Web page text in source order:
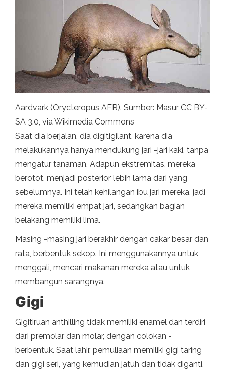
Aardvark (Orycteropus AFR). Sumber: Masur CC BY-
SA 3.0, via Wikimedia Commons
Saat dia berjalan, dia digitigilant, karena dia
melakukannya hanya mendukung jari -jari kaki, tanpa
mengatur tanaman. Adapun ekstremitas, mereka
berotot, menjadi posterior lebih lama dari yang
sebelumnya. Ini telah kehilangan ibu jari mereka, jadi
mereka memiliki empat jari, sedangkan bagian
belakang memiliki lima.
Masing -masing jari berakhir dengan cakar besar dan
rata, berbentuk sekop. Ini menggunakannya untuk
menggali, mencari makanan mereka atau untuk
membangun sarangnya.
Gigi
Gigitiruan anthilling tidak memiliki enamel dan terdiri
dari premolar dan molar, dengan colokan -
berbentuk. Saat lahir, pemuliaan memiliki gigi taring
dan gigi seri, yang kemudian jatuh dan tidak diganti.